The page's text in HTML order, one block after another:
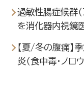
過敏性腸症候群
を消化器内視鏡
【夏/冬の腹痛】
炎（食中毒・ノロ